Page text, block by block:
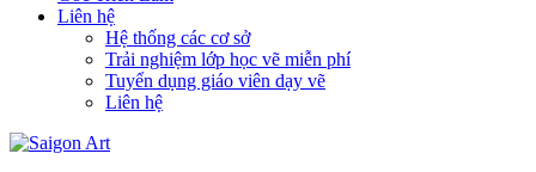
Liên hệ
Hệ thống các cơ sở
Trải nghiệm lớp học vẽ miễn phí
Tuyển dụng giáo viên dạy vẽ
Liên hệ